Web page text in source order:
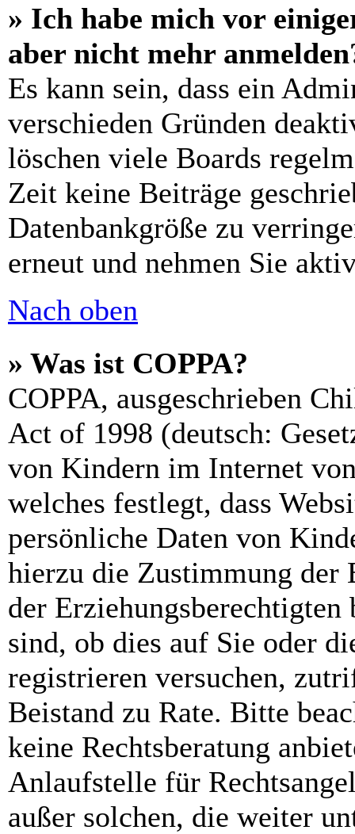
» Ich habe mich vor
aber nicht mehr
Es kann sein, dass ein
verschieden Gründen
löschen viele Boards
Zeit keine Beiträge
Datenbankgröße zu
erneut und nehmen Sie
Nach oben
» Was ist COPPA?
COPPA, ausgeschrieben
Act of 1998 (deutsch:
von Kindern im Internet
welches festlegt, dass
persönliche Daten von
hierzu die Zustimmung der
der
sind, ob dies auf Sie oder
registrieren versuchen,
Beistand zu Rate. Bitte
keine Rechtsberatung
Anlaufstelle für
außer solchen, die weiter